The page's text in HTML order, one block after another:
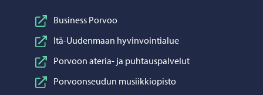
Business Porvoo
Itä-Uudenmaan hyvinvointialue
Porvoon ateria- ja puhtauspalvelut
Porvoonseudun musiikkiopisto